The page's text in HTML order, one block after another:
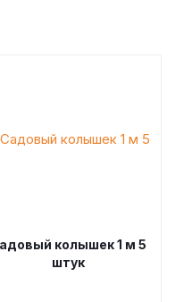
колышек 1 м 5
штук